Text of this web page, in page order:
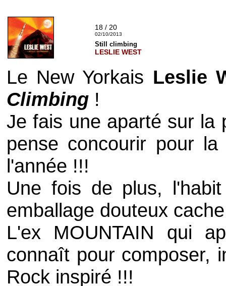
18 / 20
02/10/2013
Still climbing
LESLIE WEST
Le New Yorkais Leslie
Climbing !
Je fais une aparté sur la
pense concourir pour
l'année !!!
Une fois de plus,
emballage douteux
L'ex MOUNTAIN qui
connaît pour composer,
Rock inspiré !!!